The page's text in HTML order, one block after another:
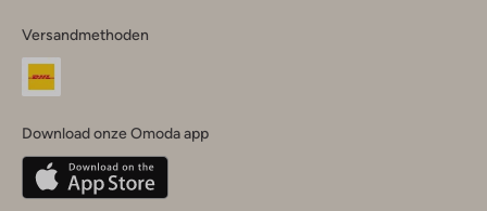
dein
Land
Belgique(Français)
Deutschland
Versandmethoden
Download onze Omoda app